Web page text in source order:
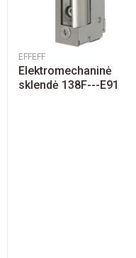
EFFEFF
Elektromechaninė
sklendė 138F---E91